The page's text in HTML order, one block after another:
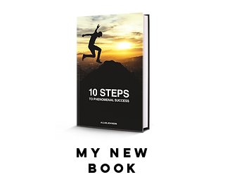
MY NEW
BOOK